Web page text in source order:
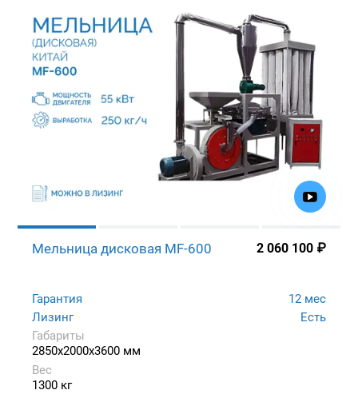
Мельница дисковая MF-600 2 060 100 ₽
Гарантия
12 мес
Лизинг
Есть
Габариты
2850x2000x3600 мм
Вес
1300 кг